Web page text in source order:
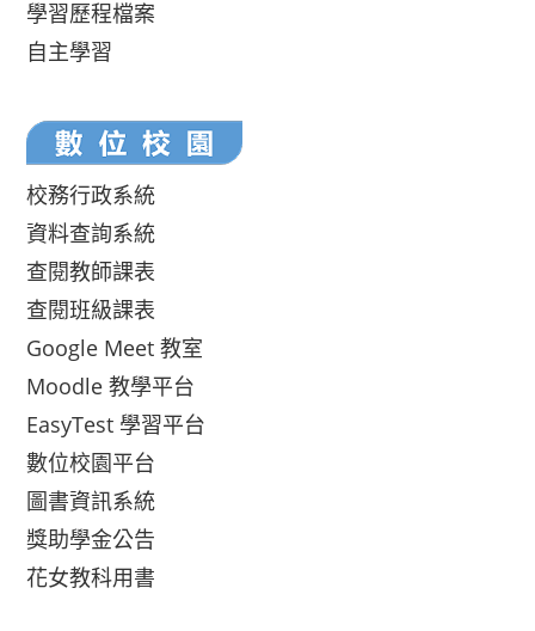
學習歷程檔案
自主學習
校務行政系統
資料查詢系統
查閱教師課表
查閱班級課表
Google Meet 教室
Moodle 教學平台
EasyTest 學習平台
數位校園平台
圖書資訊系統
獎助學金公告
花女教科用書